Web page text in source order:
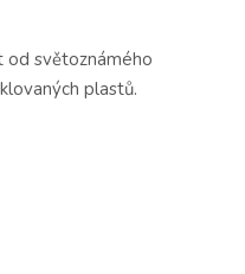
od světoznámého
plastů.